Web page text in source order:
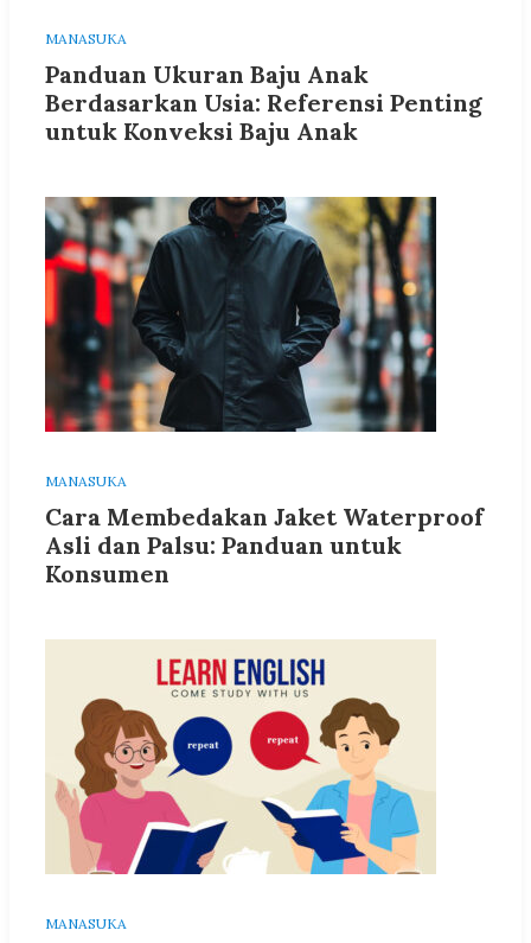
MANASUKA
Panduan Ukuran Baju Anak
Berdasarkan Usia: Referensi Penting
untuk Konveksi Baju Anak
MANASUKA
Cara Membedakan Jaket Waterproof
Asli dan Palsu: Panduan untuk
Konsumen
MANASUKA